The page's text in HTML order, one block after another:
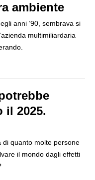
ambiente
anni ’90, sembrava si
multimiliardaria
il 2025.
di quanto molte persone
il mondo dagli effetti